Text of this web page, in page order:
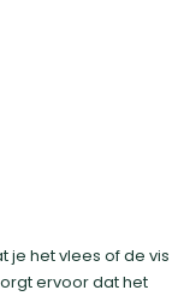
je het vlees of de vis
ervoor dat het